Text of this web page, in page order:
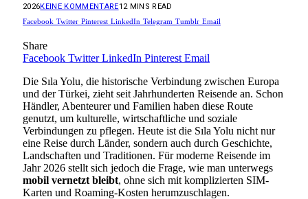
2026KEINE KOMMENTARE12 MINS READ
Facebook Twitter Pinterest LinkedIn Telegram Tumblr Email
Share
Facebook Twitter LinkedIn Pinterest Email
Die Sıla Yolu, die historische Verbindung zwischen Europa
und der Türkei, zieht seit Jahrhunderten Reisende an. Schon
Händler, Abenteurer und Familien haben diese Route
genutzt, um kulturelle, wirtschaftliche und soziale
Verbindungen zu pflegen. Heute ist die Sıla Yolu nicht nur
eine Reise durch Länder, sondern auch durch Geschichte,
Landschaften und Traditionen. Für moderne Reisende im
Jahr 2026 stellt sich jedoch die Frage, wie man unterwegs
mobil vernetzt bleibt, ohne sich mit komplizierten SIM-
Karten und Roaming-Kosten herumzuschlagen.